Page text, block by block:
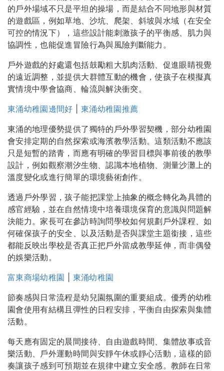
的戶外場域不只是平坦的操場，而是結合不同地形與材質
的遊戲區，例如草地、沙坑、爬架、斜坡與水域（在安全
可控的情況下），這些設計能刺激孩子的平衡感、肌力與
協調性，也能促進冒險行為與風險判斷能力。
戶外遊戲的好處還包括鼓勵粗大肌肉活動、促進眼睛視覺
的遠近調整，並提供大群體互動的機會，使孩子在模擬真
實情境中學會協商、輪流與解決衝突。
東涌幼稚園邊間好
東涌幼稚園推薦
東涌的地理優勢提供了獨特的戶外學習契機，部分幼稚園
會安排定期的自然探索或海濱教學活動。這類活動不應該
只是短暫的踏青，而應有明確的學習目標與事前後的教學
設計，例如觀察潮汐生物、認識本地植物、測量沙灘上的
溫度變化或進行簡單的環境藝術創作。
透過戶外學習，孩子能把課堂上抽象的概念轉化為具體的
感官經驗，並在自然情境中培養環境保育的意識與問題解
決能力。家長可在參訪時詢問學校如何規劃戶外課程、如
何確保孩子的安全、以及活動是否與課堂主題銜接，這些
都能反映出學校是否真正把戶外當成教學延伸，而非偶發
的娛樂活動。
富東商場幼稚園
東涌幼稚園
節奏感與日常流程是幼兒園氛圍的重要組成。優秀的幼稚
園會使用有結構且彈性的日程安排，平衡自由探索與集體
活動。
每天應有固定的晨間接待、自由遊戲時間、集體故事或音
樂活動、戶外運動時間與安靜午休或靜心活動，這樣的節
奏讓孩子感到可預期並在規律中建立安全感。教師在日常